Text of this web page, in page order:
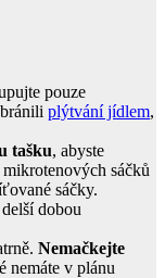
pouze
plýtvání jídlem,
tašku, abyste
sáčků
sáčky.
dobou
Nemačkejte
nemáte v plánu